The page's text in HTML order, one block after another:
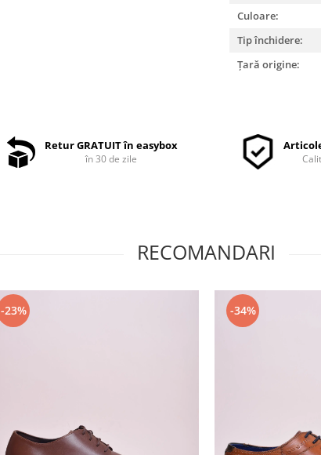
Culoare:
Tip închidere:
Țară origine:
Retur GRATUIT în easybox
în 30 de zile
RECOMANDARI
-23% -34%